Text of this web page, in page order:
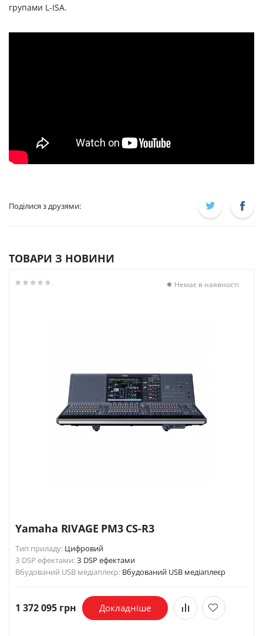
групами L-ISA.
Поділися з друзями:
ТОВАРИ З НОВИНИ
Немає в наявності
Yamaha RIVAGE PM3 CS-R3
Тип приладу: Цифровий
З DSP ефектами:З DSP ефектами
Вбудований USB медіаплеєр: Вбудований USB медіаплеєр
1 372 095 грн Докладніше